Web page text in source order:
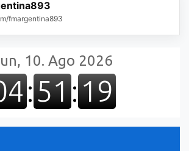
fmargentina893